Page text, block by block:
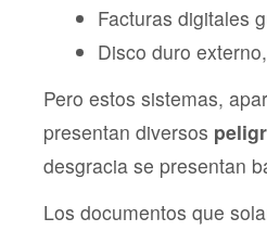
Facturas digitales
Disco duro
Pero estos sistemas,
presentan diversos
desgracia se presentan
Los documentos que